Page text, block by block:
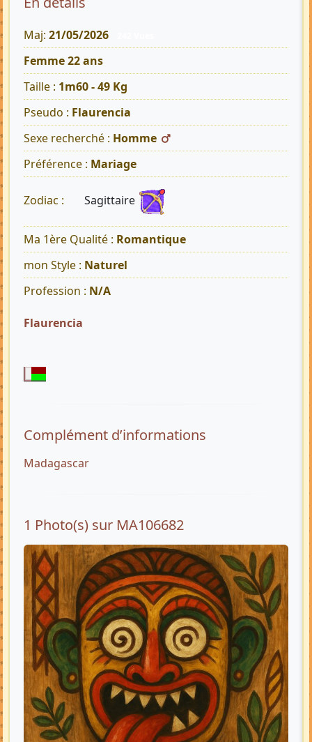
Maj: 21/05/2026
Femme 22 ans
Taille : 1m60 - 49 Kg
Pseudo : Flaurencia
Sexe recherché : Homme
Préférence : Mariage
Zodiac : Sagittaire
Ma 1ère Qualité : Romantique
mon Style : Naturel
Profession : N/A
Flaurencia
Complément d’informations
Madagascar
1 Photo(s) sur MA106682